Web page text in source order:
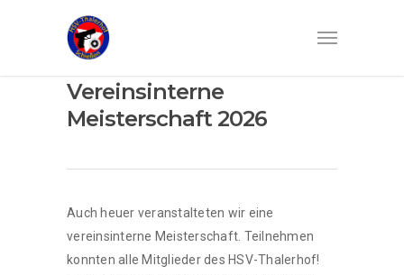
Vereinsinterne
Meisterschaft 2026
Auch heuer veranstalteten wir eine
vereinsinterne Meisterschaft. Teilnehmen
konnten alle Mitglieder des HSV-Thalerhof!